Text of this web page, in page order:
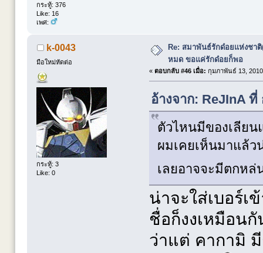
กระทู้: 376
Like: 16
เพศ:
k-0043
มือใหม่หัดต่อ
กระทู้: 3
Like: 0
Re: สมาพันธ์รักด๋อยแห่งชา
หมด ขอแค่รักด๋อยก็พอ
« ตอบกลับ #46 เมื่อ: กุมภาพันธ์ 13,
อ้างจาก: ReJInA
ตัวไหนมีของเลียน
ผมเคยเห็นมาแล้ว
เลยอาจจะมีตกหล่
น่าจะใส่เบอร์เ
ชื่อก็งงเหมือนกั
ว่าแต่ คากามิ